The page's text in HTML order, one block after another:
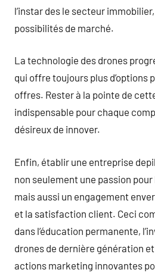
l’instar des le secteur
possibilités de marché.
La technologie des drones
qui offre toujours plus d’options
offres. Rester à la pointe de
indispensable pour chaque
désireux de innover.
Enfin, établir une entreprise
non seulement une passion
mais aussi un engagement
et la satisfaction client. Ceci
dans l’éducation permanente,
drones de dernière génération
actions marketing innovantes